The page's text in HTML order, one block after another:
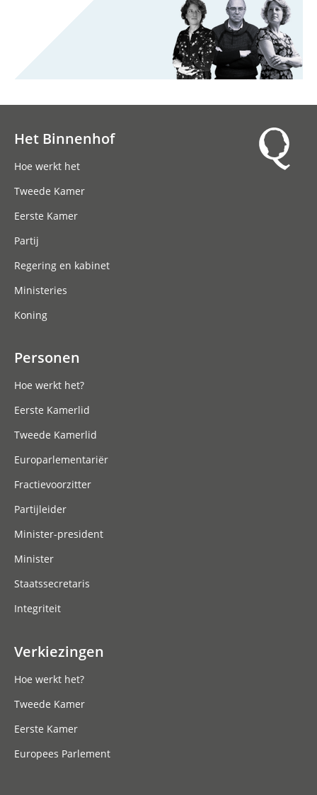
Het Binnenhof
Hoe werkt het
Tweede Kamer
Eerste Kamer
Partij
Regering en kabinet
Ministeries
Koning
Personen
Hoe werkt het?
Eerste Kamerlid
Tweede Kamerlid
Europarlementariër
Fractievoorzitter
Partijleider
Minister-president
Minister
Staatssecretaris
Integriteit
Verkiezingen
Hoe werkt het?
Tweede Kamer
Eerste Kamer
Europees Parlement